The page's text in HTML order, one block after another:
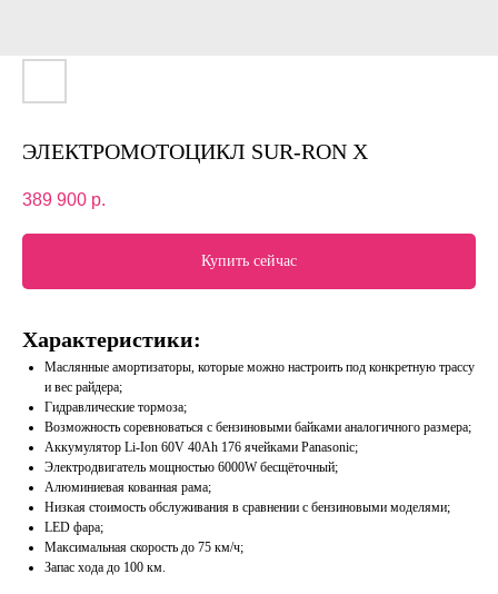
ЭЛЕКТРОМОТОЦИКЛ SUR-RON X
389 900 р.
Купить сейчас
Характеристики:
Маслянные амортизаторы, которые можно настроить под конкретную трассу
и вес райдера;
Гидравлические тормоза;
Возможность соревноваться с бензиновыми байками аналогичного размера;
Аккумулятор Li-Ion 60V 40Ah 176 ячейками Panasonic;
Электродвигатель мощностью 6000W бесщёточный;
Алюминиевая кованная рама;
Низкая стоимость обслуживания в сравнении с бензиновыми моделями;
LED фара;
Максимальная скорость до 75 км/ч;
Запас хода до 100 км.